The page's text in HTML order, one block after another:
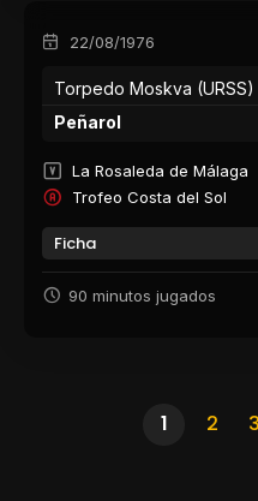
22/08/1976
Torpedo Moskva (URSS)
Peñarol
La Rosaleda de Málaga
Trofeo Costa del Sol
Ficha
90 minutos jugados
1 2 3